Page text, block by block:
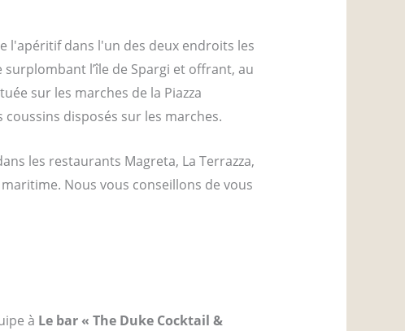
l'apéritif dans l'un des deux endroits les
l’île de Spargi et offrant, au
sur les marches de la Piazza
disposés sur les marches.
les restaurants Magreta, La Terrazza,
Nous vous conseillons de vous
à Le bar « The Duke Cocktail &